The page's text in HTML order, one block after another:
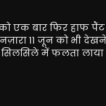
एक बार फिर हाफ
11 जून को भी
में फलता लाया